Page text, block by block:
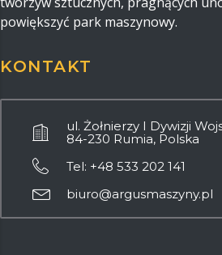
powiększyć park maszynowy.
KONTAKT
ul. Żołnierzy I Dywizji
84-230 Rumia, Polska
Tel: +48 533 202 141
biuro@argusmaszyny.pl